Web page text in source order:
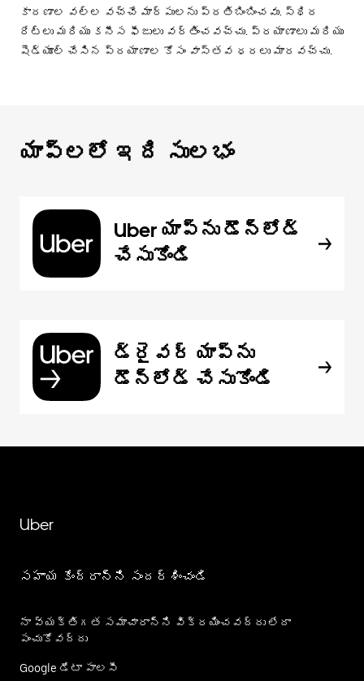
కారణాల వల్ల వచ్చే మార్పులను ప్రతిబింబించవు. స్థిర
రేట్లు మరియు కనీస ఫీజులు వర్తించవచ్చు. ప్రయాణాలు మరియు
షెడ్యూల్ చేసిన ప్రయాణాల కోసం వాస్తవ ధరలు మారవచ్చు.
యాప్‌లలో ఇది సులభం
Uber యాప్‌ను డౌన్‌లోడ్
చేసుకోండి
డ్రైవర్ యాప్‌ను
డౌన్‌లోడ్ చేసుకోండి
Uber
సహాయ కేంద్రాన్ని సందర్శించండి
నా వ్యక్తిగత సమాచారాన్ని విక్రయించవద్దు లేదా
పంచుకోవద్దు
Google డేటా పాలసీ